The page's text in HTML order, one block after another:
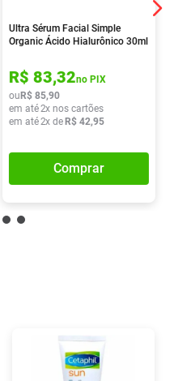
Ultra Sérum Facial Simple
Organic Ácido Hialurônico 30ml
R$ 83,32no PIX
ou R$ 85,90
em até2x nos cartões
em até2x de R$ 42,95
Comprar